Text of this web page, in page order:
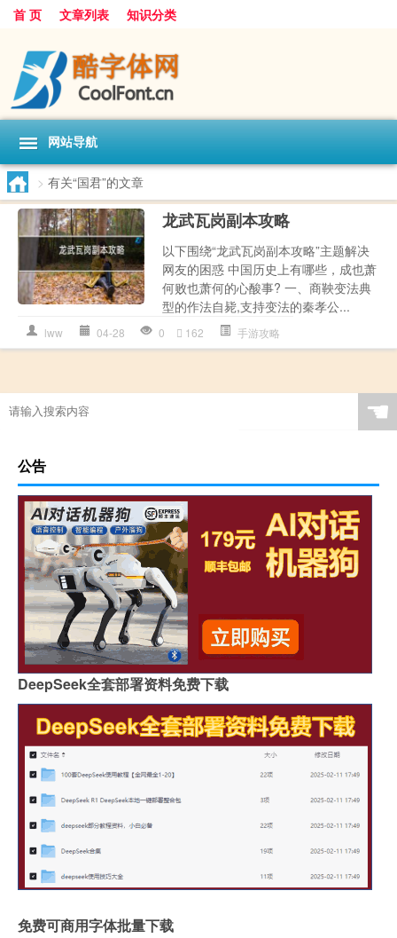
首 页 文章列表 知识分类
网站导航
> 有关“国君”的文章
龙武瓦岗副本攻略
以下围绕“龙武瓦岗副本攻略”主题解决
网友的困惑 中国历史上有哪些，成也萧
何败也萧何的心酸事? 一、商鞅变法典
型的作法自毙,支持变法的秦孝公...
lww 04-28 0 162 手游攻略
☚
公告
DeepSeek全套部署资料免费下载
免费可商用字体批量下载